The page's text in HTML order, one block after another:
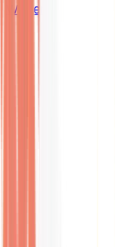
Wissen